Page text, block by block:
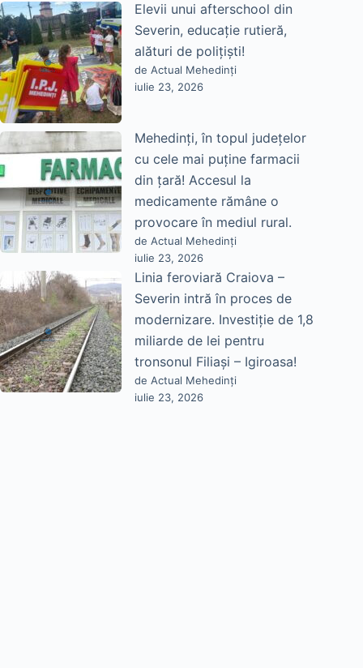
Elevii unui afterschool din
Severin, educație rutieră,
alături de polițiști!
de Actual Mehedinți
iulie 23, 2026
Mehedinți, în topul județelor
cu cele mai puține farmacii
din țară! Accesul la
medicamente rămâne o
provocare în mediul rural.
de Actual Mehedinți
iulie 23, 2026
Linia feroviară Craiova –
Severin intră în proces de
modernizare. Investiție de 1,8
miliarde de lei pentru
tronsonul Filiași – Igiroasa!
de Actual Mehedinți
iulie 23, 2026